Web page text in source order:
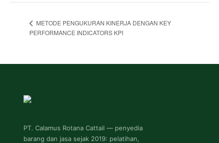
METODE PENGUKURAN KINERJA DENGAN KEY
PERFORMANCE INDICATORS KPI
PT. Calamus Rotana Cattail — penyedia
barang dan jasa sejak 2019: pelatihan,